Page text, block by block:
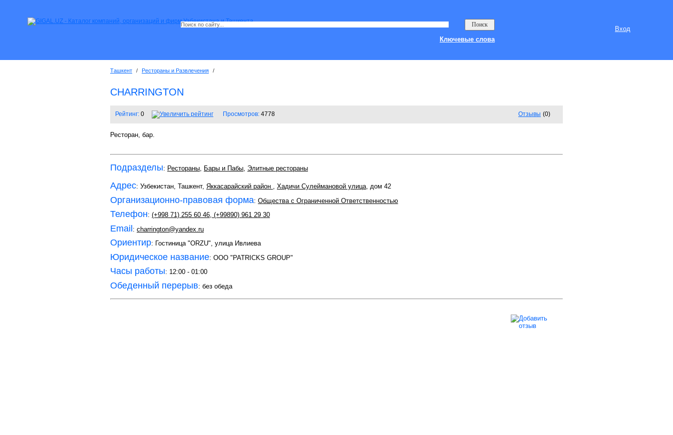
Вход
Ключевые слова
Ташкент / Рестораны и Развлечения /
CHARRINGTON
Рейтинг: 0 Просмотров: 4778 Отзывы (0)
Ресторан, бар.
Подразделы: Рестораны, Бары и Пабы, Элитные рестораны
Адрес: Узбекистан, Ташкент, Яккасарайский район , Хадичи Сулеймановой улица, дом 42
Организационно-правовая форма: Общества с Ограниченной Ответственностью
Телефон: (+998 71) 255 60 46, (+99890) 961 29 30
Email: charrington@yandex.ru
Ориентир: Гостиница "ORZU", улица Ивлиева
Юридическое название: ООО "PATRICKS GROUP"
Часы работы: 12:00 - 01:00
Обеденный перерыв: без обеда